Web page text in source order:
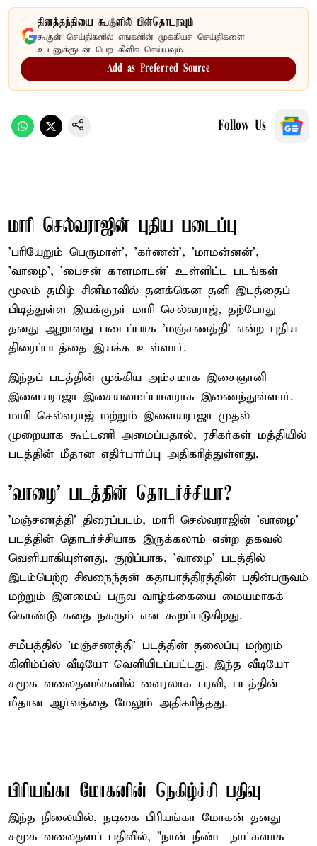
தினத்தந்தியை கூகுளில் பின்தொடரவும்
கூகுள் செய்திகளில் எங்களின் முக்கியச் செய்திகளை
உடனுக்குடன் பெற கிளிக் செய்யவும்.
Add as Preferred Source
Follow Us
மாரி செல்வராஜின் புதிய படைப்பு
'பரியேறும் பெருமாள்', 'கர்ணன்', 'மாமன்னன்',
'வாழை', 'பைசன் காளமாடன்' உள்ளிட்ட படங்கள்
மூலம் தமிழ் சினிமாவில் தனக்கென தனி இடத்தைப்
பிடித்துள்ள இயக்குநர் மாரி செல்வராஜ், தற்போது
தனது ஆறாவது படைப்பாக 'மஞ்சணத்தி' என்ற புதிய
திரைப்படத்தை இயக்க உள்ளார்.
இந்தப் படத்தின் முக்கிய அம்சமாக இசைஞானி
இளையராஜா இசையமைப்பாளராக இணைந்துள்ளார்.
மாரி செல்வராஜ் மற்றும் இளையராஜா முதல்
முறையாக கூட்டணி அமைப்பதால், ரசிகர்கள் மத்தியில்
படத்தின் மீதான எதிர்பார்ப்பு அதிகரித்துள்ளது.
'வாழை' படத்தின் தொடர்ச்சியா?
'மஞ்சணத்தி' திரைப்படம், மாரி செல்வராஜின் 'வாழை'
படத்தின் தொடர்ச்சியாக இருக்கலாம் என்ற தகவல்
வெளியாகியுள்ளது. குறிப்பாக, 'வாழை' படத்தில்
இடம்பெற்ற சிவநைந்தன் கதாபாத்திரத்தின் பதின்பருவம்
மற்றும் இளமைப் பருவ வாழ்க்கையை மையமாகக்
கொண்டு கதை நகரும் என கூறப்படுகிறது.
சமீபத்தில் 'மஞ்சணத்தி' படத்தின் தலைப்பு மற்றும்
கிளிம்ப்ஸ் வீடியோ வெளியிடப்பட்டது. இந்த வீடியோ
சமூக வலைதளங்களில் வைரலாக பரவி, படத்தின்
மீதான ஆர்வத்தை மேலும் அதிகரித்தது.
பிரியங்கா மோகனின் நெகிழ்ச்சி பதிவு
இந்த நிலையில், நடிகை பிரியங்கா மோகன் தனது
சமூக வலைதளப் பதிவில், "நான் நீண்ட நாட்களாக